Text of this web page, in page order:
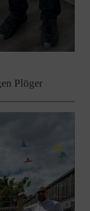
Plöger